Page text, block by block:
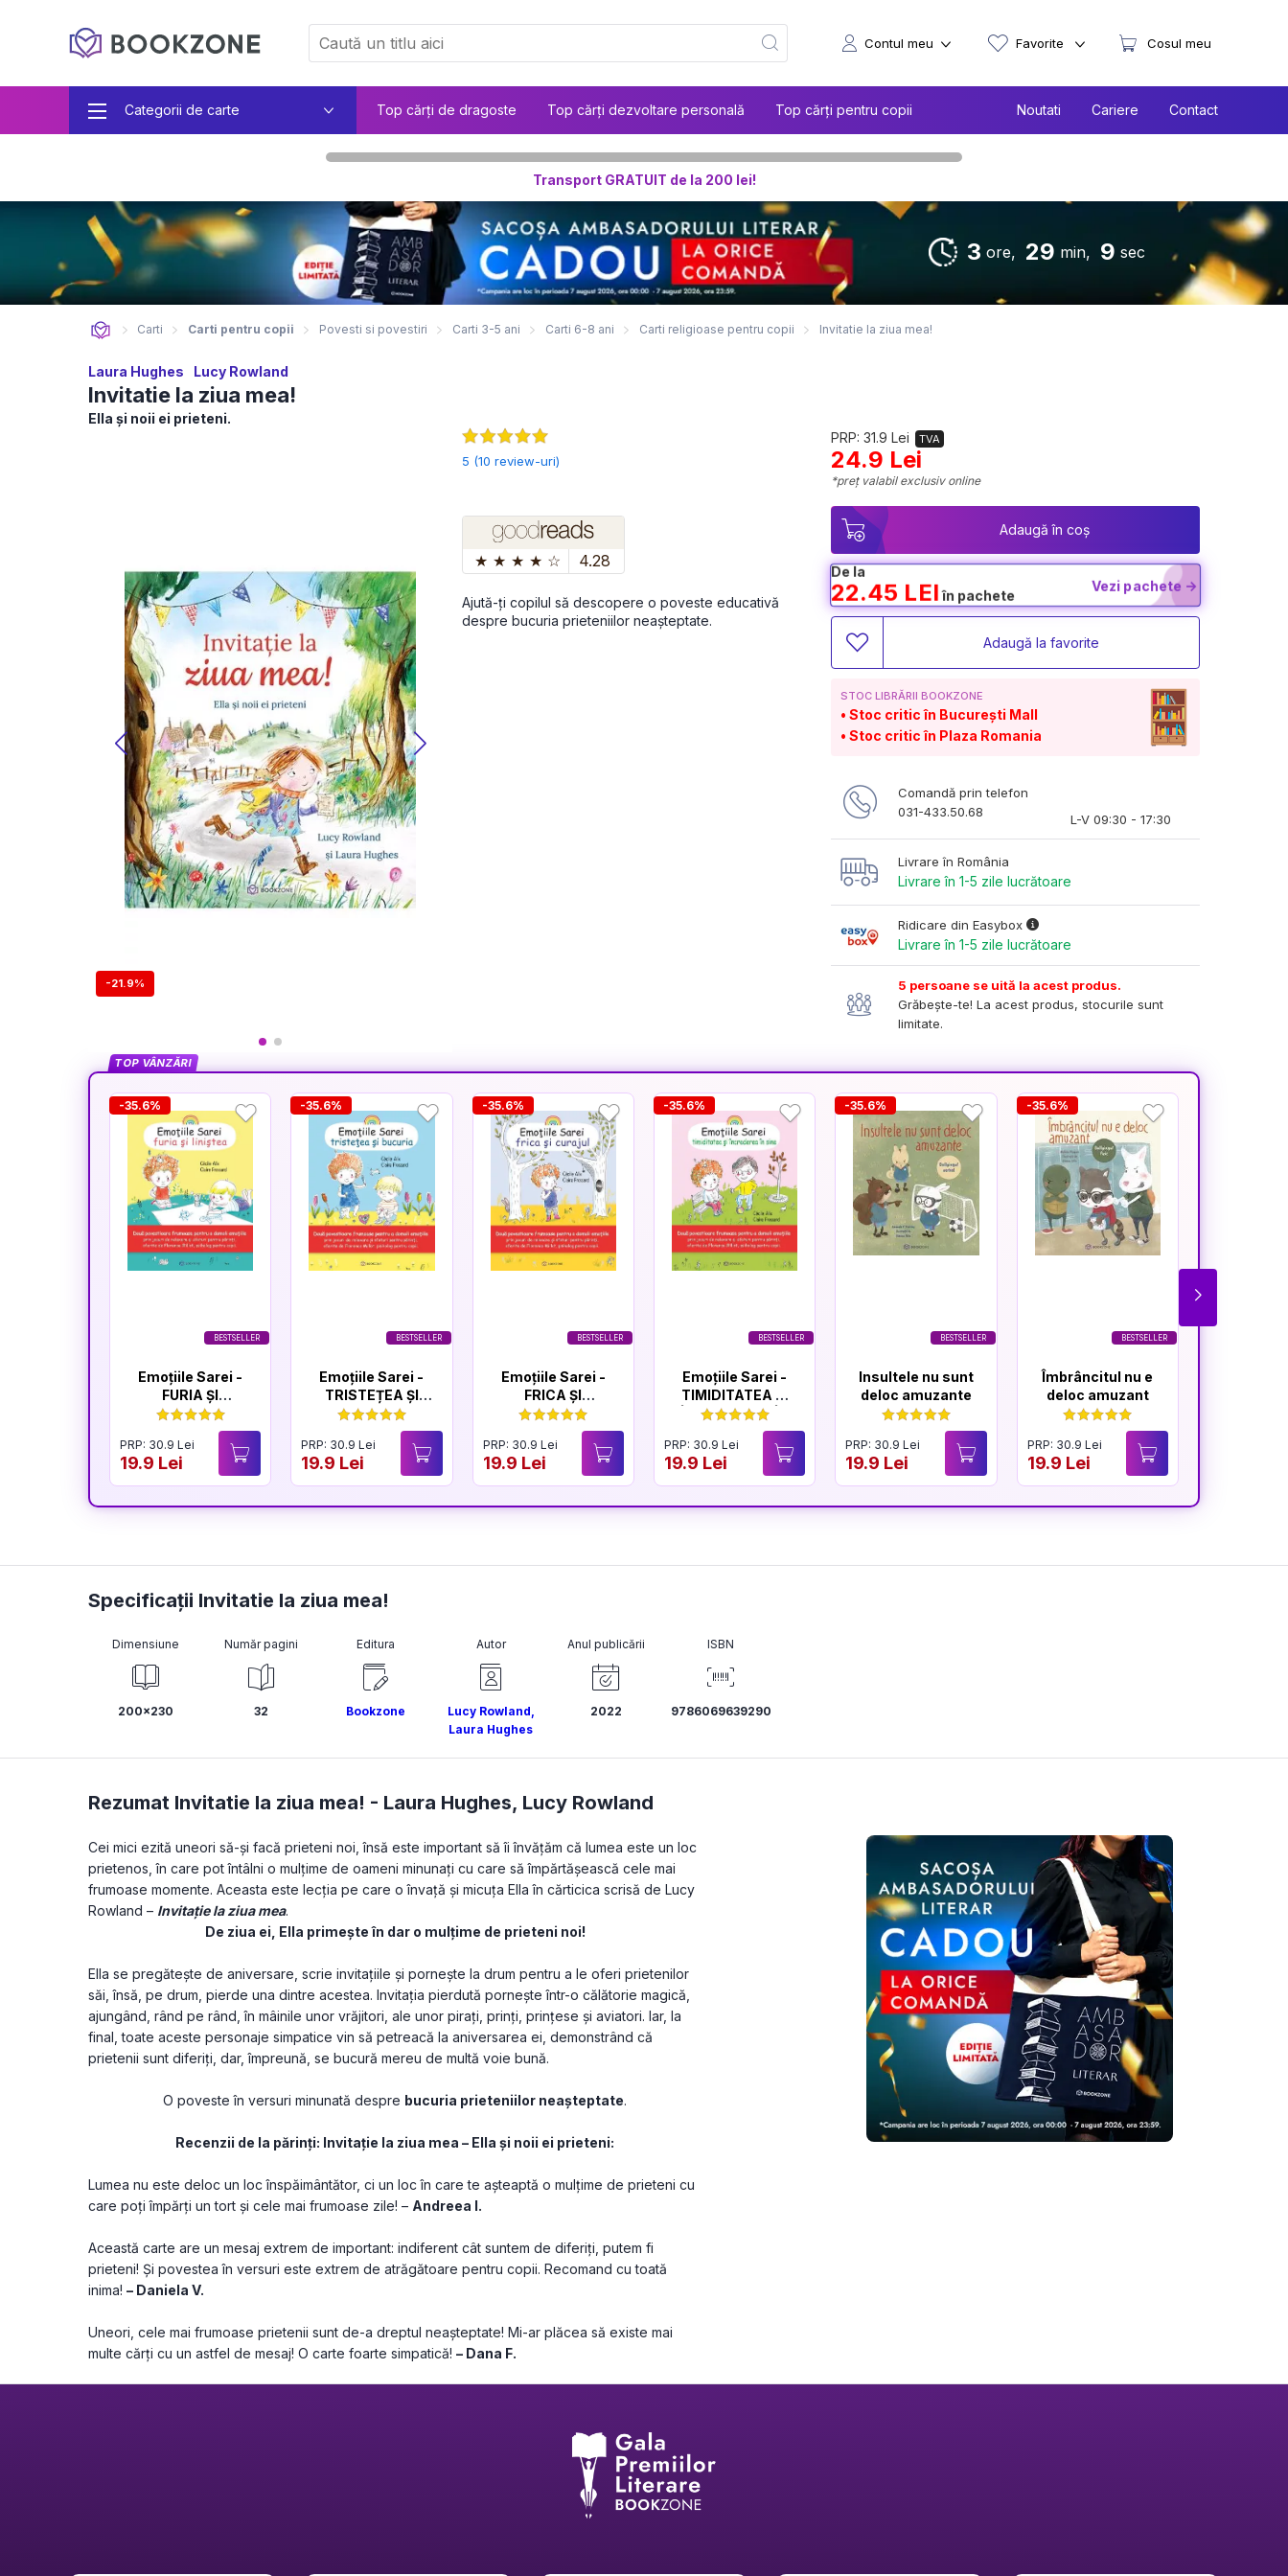
Categorii de carte Top cărți de dragoste Top cărți dezvoltare personală Top cărți pentru copii Noutati Cariere Contact
Contul meu Favorite Cosul meu
Transport GRATUIT de la 200 lei!
3 ore, 29 min, 8 sec
Carti Carti pentru copii Povesti si povestiri Carti 3-5 ani Carti 6-8 ani Carti religioase pentru copii Invitatie la ziua mea!
Laura Hughes Lucy Rowland
Invitatie la ziua mea!
Ella și noii ei prieteni.
-21.9%
5 (10 review-uri)
PRP: 31.9 Lei TVA
24.9 Lei
*preț valabil exclusiv online
★ ★ ★ ★ ☆ 4.28
Ajută-ți copilul să descopere o poveste educativă
despre bucuria prieteniilor neașteptate.
Adaugă în coș
De la
22.45 LEIîn pachete
Vezi pachete ->
Adaugă la favorite
STOC LIBRĂRII BOOKZONE
Stoc critic în București Mall
Stoc critic în Plaza Romania
Comandă prin telefon
031-433.50.68
L-V 09:30 - 17:30
Livrare în România
Livrare în 1-5 zile lucrătoare
Ridicare din Easybox
Livrare în 1-5 zile lucrătoare
5 persoane se uită la acest produs.
Grăbește-te! La acest produs, stocurile sunt
limitate.
TOP VÂNZĂRI
BESTSELLER
-35.6%
Emoțiile Sarei -
FURIA ȘI
LINIȘTEA
PRP: 30.9 Lei
19.9 Lei
BESTSELLER
-35.6%
Emoțiile Sarei -
TRISTEȚEA ȘI
BUCURIA
PRP: 30.9 Lei
19.9 Lei
BESTSELLER
-35.6%
Emoțiile Sarei -
FRICA ȘI
CURAJUL
PRP: 30.9 Lei
19.9 Lei
BESTSELLER
-35.6%
Emoțiile Sarei -
TIMIDITATEA ȘI
ÎNCREDEREA ÎN
PRP: 30.9 Lei
19.9 Lei
BESTSELLER
-35.6%
Insultele nu sunt
deloc amuzante
PRP: 30.9 Lei
19.9 Lei
BESTSELLER
-35.6%
Îmbrâncitul nu e
deloc amuzant
PRP: 30.9 Lei
19.9 Lei
Specificații Invitatie la ziua mea!
Dimensiune
200x230
Număr pagini
32
Editura
Bookzone
Autor
Lucy Rowland,
Laura Hughes
Anul publicării
2022
ISBN
9786069639290
Rezumat Invitatie la ziua mea! - Laura Hughes, Lucy Rowland
Cei mici ezită uneori să-și facă prieteni noi, însă este important să îi învățăm că lumea este un loc
prietenos, în care pot întâlni o mulțime de oameni minunați cu care să împărtășească cele mai
frumoase momente. Aceasta este lecția pe care o învață și micuța Ella în cărticica scrisă de Lucy
Rowland – Invitație la ziua mea.
De ziua ei, Ella primește în dar o mulțime de prieteni noi!
Ella se pregătește de aniversare, scrie invitațiile și pornește la drum pentru a le oferi prietenilor
săi, însă, pe drum, pierde una dintre acestea. Invitația pierdută pornește într-o călătorie magică,
ajungând, rând pe rând, în mâinile unor vrăjitori, ale unor pirați, prinți, prințese și aviatori. Iar, la
final, toate aceste personaje simpatice vin să petreacă la aniversarea ei, demonstrând că
prietenii sunt diferiți, dar, împreună, se bucură mereu de multă voie bună.
O poveste în versuri minunată despre bucuria prieteniilor neașteptate.
Recenzii de la părinți: Invitație la ziua mea – Ella și noii ei prieteni:
Lumea nu este deloc un loc înspăimântător, ci un loc în care te așteaptă o mulțime de prieteni cu
care poți împărți un tort și cele mai frumoase zile! – Andreea I.
Această carte are un mesaj extrem de important: indiferent cât suntem de diferiți, putem fi
prieteni! Și povestea în versuri este extrem de atrăgătoare pentru copii. Recomand cu toată
inima! – Daniela V.
Uneori, cele mai frumoase prietenii sunt de-a dreptul neașteptate! Mi-ar plăcea să existe mai
multe cărți cu un astfel de mesaj! O carte foarte simpatică! – Dana F.